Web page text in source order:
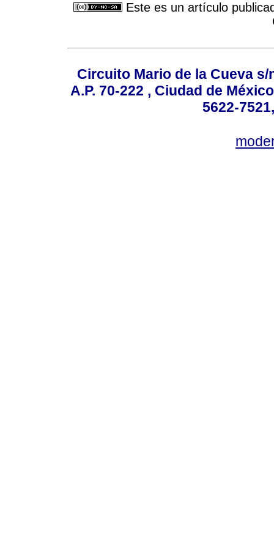
Este es un artículo
Circuito Mario de la Cueva
A.P. 70-222 , Ciudad de
5622-